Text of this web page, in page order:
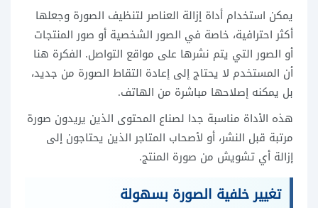
يمكن استخدام أداة إزالة العناصر لتنظيف الصورة وجعلها
أكثر احترافية، خاصة في الصور الشخصية أو صور المنتجات
أو الصور التي يتم نشرها على مواقع التواصل. الفكرة هنا
أن المستخدم لا يحتاج إلى إعادة التقاط الصورة من جديد،
بل يمكنه إصلاحها مباشرة من الهاتف.
هذه الأداة مناسبة جدا لصناع المحتوى الذين يريدون صورة
مرتبة قبل النشر، أو لأصحاب المتاجر الذين يحتاجون إلى
إزالة أي تشويش من صورة المنتج.
تغيير خلفية الصورة بسهولة